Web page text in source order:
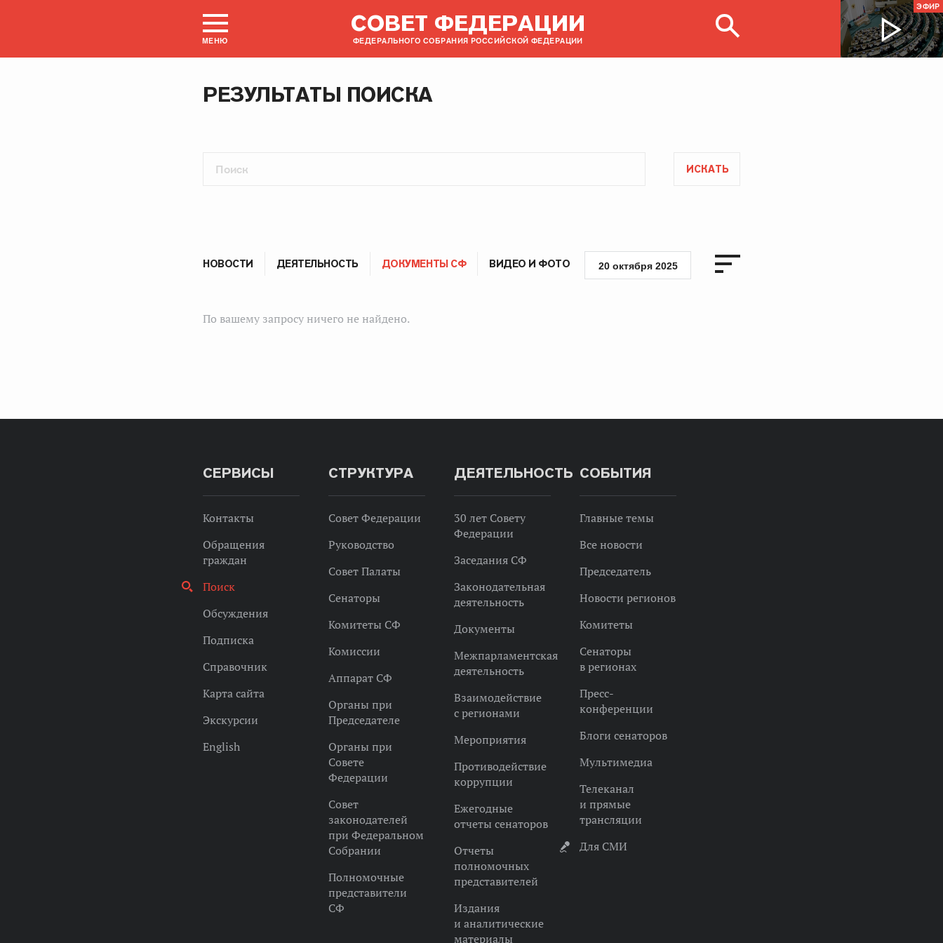
МЕНЮ
СОВЕТ ФЕДЕРАЦИИ
ФЕДЕРАЛЬНОГО СОБРАНИЯ РОССИЙСКОЙ ФЕДЕРАЦИИ
ЭФИР
РЕЗУЛЬТАТЫ ПОИСКА
ИСКАТЬ
НОВОСТИ ДЕЯТЕЛЬНОСТЬ ДОКУМЕНТЫ СФ ВИДЕО И ФОТО 20 октября 2025
По вашему запросу ничего не найдено.
СЕРВИСЫ
Контакты
Обращения
граждан
Поиск
Обсуждения
Подписка
Справочник
Карта сайта
Экскурсии
English
СТРУКТУРА
Совет Федерации
Руководство
Совет Палаты
Сенаторы
Комитеты СФ
Комиссии
Аппарат СФ
Органы при
Председателе
Органы при
Совете
Федерации
Совет
законодателей
при Федеральном
Собрании
Полномочные
представители
СФ
ДЕЯТЕЛЬНОСТЬ
30 лет Совету
Федерации
Заседания СФ
Законодательная
деятельность
Документы
Межпарламентская
деятельность
Взаимодействие
с регионами
Мероприятия
Противодействие
коррупции
Ежегодные
отчеты сенаторов
Отчеты
полномочных
представителей
Издания
и аналитические
материалы
СОБЫТИЯ
Главные темы
Все новости
Председатель
Новости регионов
Комитеты
Сенаторы
в регионах
Пресс-
конференции
Блоги сенаторов
Мультимедиа
Телеканал
и прямые
трансляции
Для СМИ